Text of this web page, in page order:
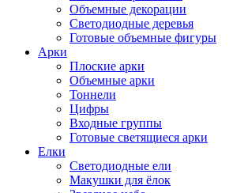
Объемные декорации
Светодиодные деревья
Готовые объемные фигуры
Арки
Плоские арки
Объемные арки
Тоннели
Цифры
Входные группы
Готовые светящиеся арки
Елки
Светодиодные ели
Макушки для ёлок